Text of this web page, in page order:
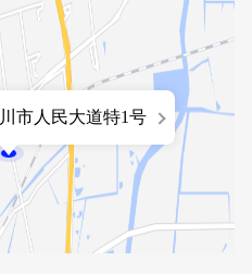
市人民大道特1号